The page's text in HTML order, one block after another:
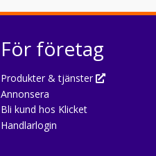
För företag
Produkter & tjänster
Annonsera
Bli kund hos Klicket
Handlarlogin